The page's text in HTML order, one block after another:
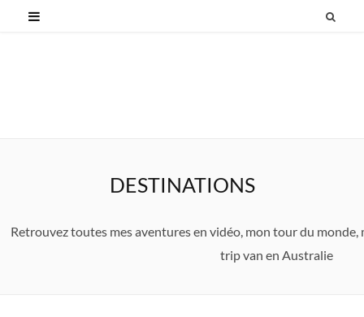
DESTINATIONS
Retrouvez toutes mes aventures en vidéo, mon tour du monde,
trip van en Australie